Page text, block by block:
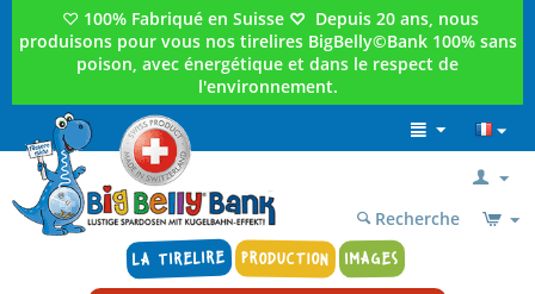
♡ 100% Fabriqué en Suisse ♡ Depuis 20 ans, nous
produisons pour vous nos tirelires BigBelly©Bank 100% sans
poison, avec énergétique et dans le respect de
l'environnement.
LA TIRELIRE PRODUCTION IMAGES
Recherche